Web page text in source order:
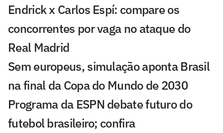
Endrick x Carlos Espí: compare os
concorrentes por vaga no ataque do
Real Madrid
Sem europeus, simulação aponta Brasil
na final da Copa do Mundo de 2030
Programa da ESPN debate futuro do
futebol brasileiro; confira